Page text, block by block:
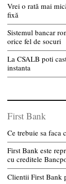
Vrei o rată mai
fixă
Sistemul bancar
orice fel de socuri
La CSALB poti
instanta
First Bank
Ce trebuie sa faca
First Bank este
cu creditele
Clientii First Bank